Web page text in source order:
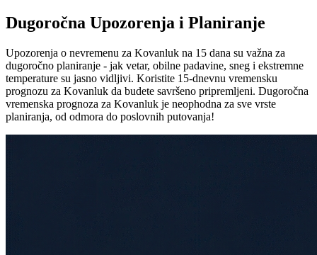
Dugoročna Upozorenja i Planiranje
Upozorenja o nevremenu za Kovanluk na 15 dana su važna za
dugoročno planiranje - jak vetar, obilne padavine, sneg i ekstremne
temperature su jasno vidljivi. Koristite 15-dnevnu vremensku
prognozu za Kovanluk da budete savršeno pripremljeni. Dugoročna
vremenska prognoza za Kovanluk je neophodna za sve vrste
planiranja, od odmora do poslovnih putovanja!